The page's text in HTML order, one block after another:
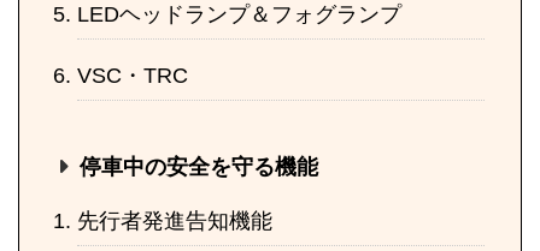
LEDヘッドランプ＆フォグランプ
VSC・TRC
停車中の安全を守る機能
先行者発進告知機能